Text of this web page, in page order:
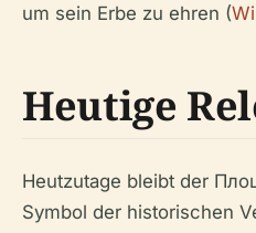
um sein Erbe zu ehren (
Heutige
Heutzutage bleibt der
Symbol der historischen